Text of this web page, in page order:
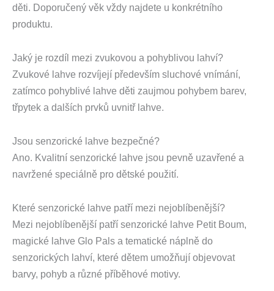
děti. Doporučený věk vždy najdete u konkrétního
produktu.
Jaký je rozdíl mezi zvukovou a pohyblivou lahví?
Zvukové lahve rozvíjejí především sluchové vnímání,
zatímco pohyblivé lahve děti zaujmou pohybem barev,
třpytek a dalších prvků uvnitř lahve.
Jsou senzorické lahve bezpečné?
Ano. Kvalitní senzorické lahve jsou pevně uzavřené a
navržené speciálně pro dětské použití.
Které senzorické lahve patří mezi nejoblíbenější?
Mezi nejoblíbenější patří senzorické lahve Petit Boum,
magické lahve Glo Pals a tematické náplně do
senzorických lahví, které dětem umožňují objevovat
barvy, pohyb a různé příběhové motivy.